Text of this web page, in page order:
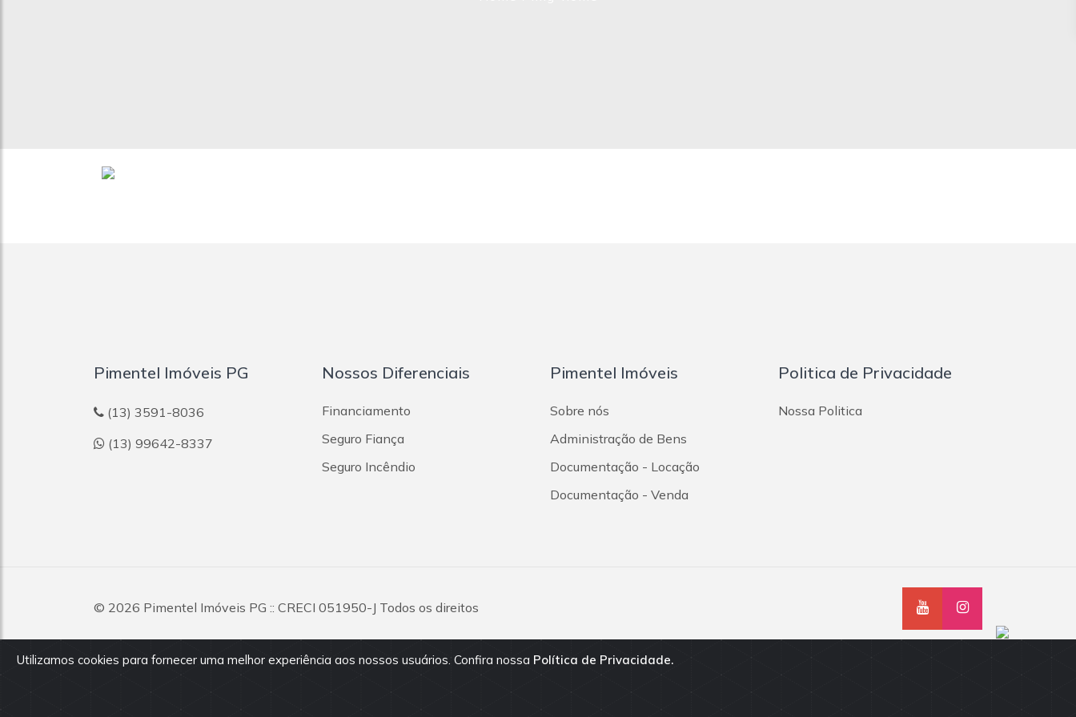
Utilizamos cookies para fornecer uma melhor experiência aos nossos usuários. Confira nossa Política de Privacidade.
Pimentel Imóveis PG
(13) 3591-8036
(13) 99642-8337
Nossos Diferenciais
Financiamento
Seguro Fiança
Seguro Incêndio
Pimentel Imóveis
Sobre nós
Administração de Bens
Documentação - Locação
Documentação - Venda
Politica de Privacidade
Nossa Politica
© 2026 Pimentel Imóveis PG :: CRECI 051950-J Todos os direitos